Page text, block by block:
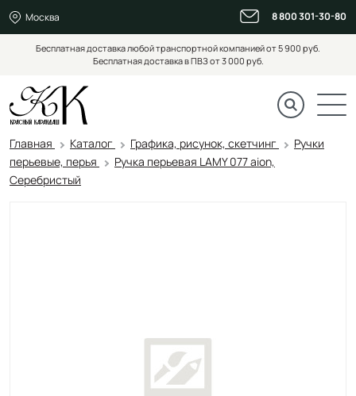
Москва 8 800 301-30-80
Бесплатная доставка любой транспортной компанией от 5 900 руб.
Бесплатная доставка в ПВЗ от 3 000 руб.
Главная Каталог Графика, рисунок, скетчинг
Ручки
перьевые, перья
Ручка перьевая LAMY 077 aion,
Серебристый